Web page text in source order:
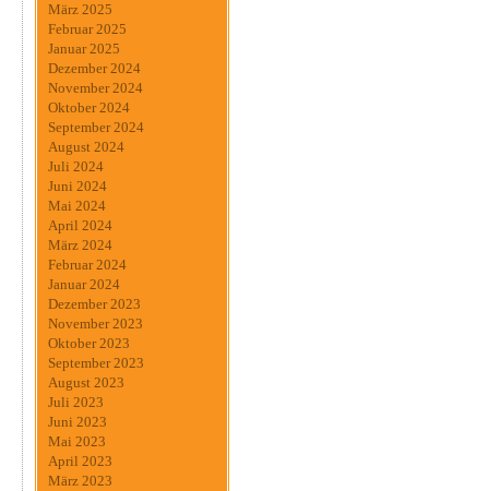
März 2025
Februar 2025
Januar 2025
Dezember 2024
November 2024
Oktober 2024
September 2024
August 2024
Juli 2024
Juni 2024
Mai 2024
April 2024
März 2024
Februar 2024
Januar 2024
Dezember 2023
November 2023
Oktober 2023
September 2023
August 2023
Juli 2023
Juni 2023
Mai 2023
April 2023
März 2023